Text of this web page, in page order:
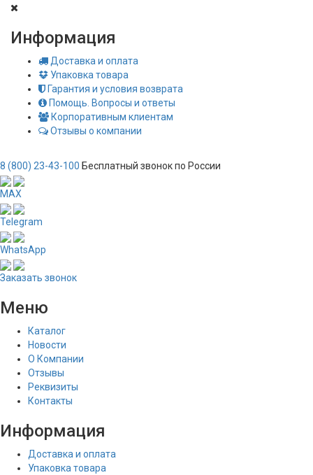
Информация
Доставка и оплата
Упаковка товара
Гарантия и условия возврата
Помощь. Вопросы и ответы
Корпоративным клиентам
Отзывы о компании
8 (800) 23-43-100 Бесплатный звонок по России
MAX
Telegram
WhatsApp
Заказать звонок
Меню
Каталог
Новости
О Компании
Отзывы
Реквизиты
Контакты
Информация
Доставка и оплата
Упаковка товара